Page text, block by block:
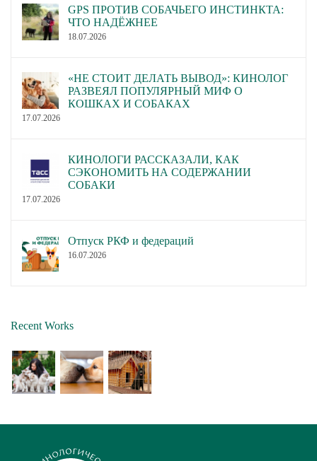
GPS ПРОТИВ СОБАЧЬЕГО ИНСТИНКТА:
ЧТО НАДЁЖНЕЕ
18.07.2026
«НЕ СТОИТ ДЕЛАТЬ ВЫВОД»: КИНОЛОГ
РАЗВЕЯЛ ПОПУЛЯРНЫЙ МИФ О
КОШКАХ И СОБАКАХ
17.07.2026
КИНОЛОГИ РАССКАЗАЛИ, КАК
СЭКОНОМИТЬ НА СОДЕРЖАНИИ
СОБАКИ
17.07.2026
Отпуск РКФ и федераций
16.07.2026
Recent Works